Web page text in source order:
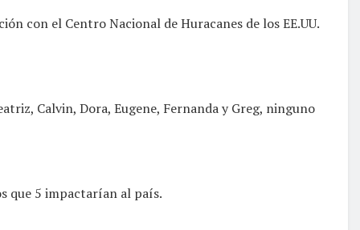
con el Centro Nacional de Huracanes de los EE.UU.
Calvin, Dora, Eugene, Fernanda y Greg, ninguno
que 5 impactarían al país.